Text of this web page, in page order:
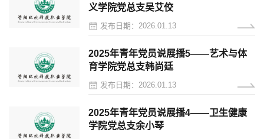
义学院党总支吴艾佼
发布日期：2026.01.13
2025年青年党员说展播5——艺术与体
育学院党总支韩尚廷
发布日期：2026.01.13
2025年青年党员说展播4——卫生健康
学院党总支余小琴